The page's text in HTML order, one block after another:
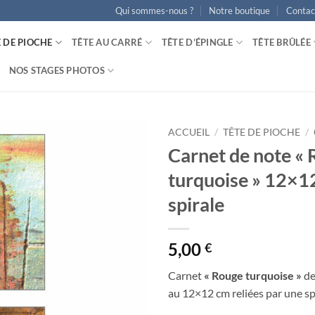
Qui sommes-nous ? Notre boutique
DE PIOCHE TÊTE AU CARRÉ TÊTE D’ÉPINGLE TÊTE BRÛLÉE
NOS STAGES PHOTOS
ACCUEIL / TÊTE DE PIOCHE /
Carnet de note «
turquoise »
spirale
5,00 €
Carnet « Rouge turquoise »
au 12×12 cm reliées par une